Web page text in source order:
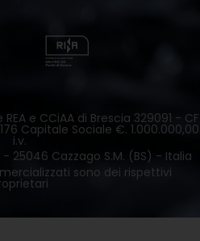
e CCiAA di Brescia 329091 - CF
Capitale Sociale €. 1.000.000,00
i.v.
- 25046 Cazzago S.M. (BS) - Italia
sono dei rispettivi